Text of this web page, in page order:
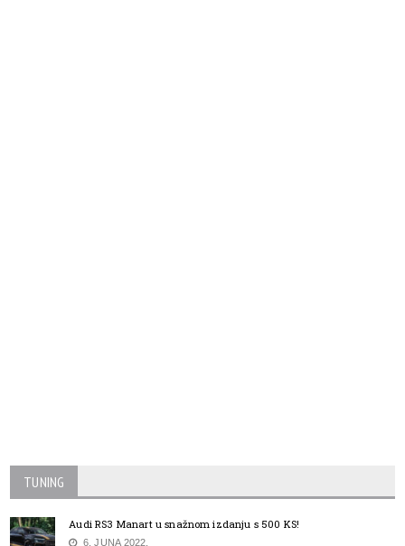
TUNING
Audi RS3 Manart u snažnom izdanju s 500 KS!
6. JUNA 2022.